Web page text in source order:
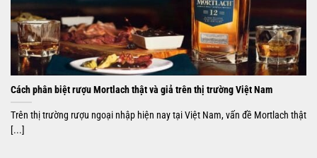
Cách phân biệt rượu Mortlach thật và giả trên thị trường Việt Nam
Trên thị trường rượu ngoại nhập hiện nay tại Việt Nam, vấn đề Mortlach thật
[...]